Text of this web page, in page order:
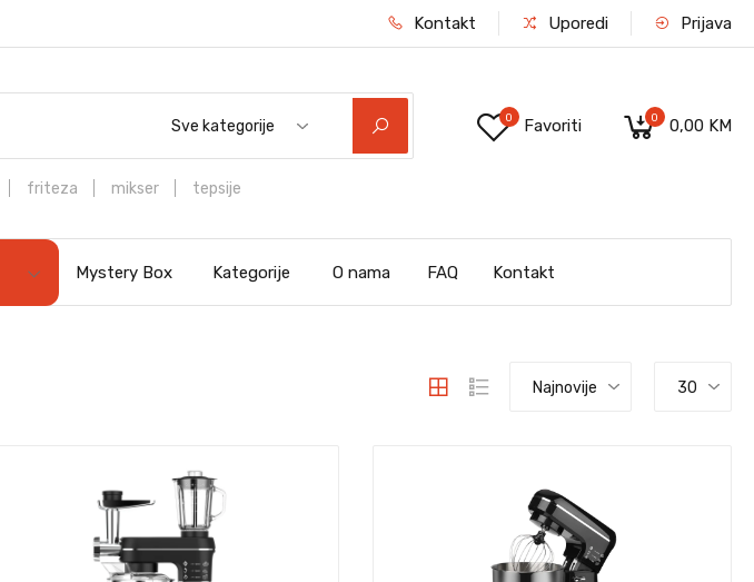
Kontakt Uporedi Prijava
Sve kategorije
friteza mikser tepsije
0 Favoriti 0 0,00 KM
Mystery Box Kategorije O nama FAQ Kontakt
Najnovije 30